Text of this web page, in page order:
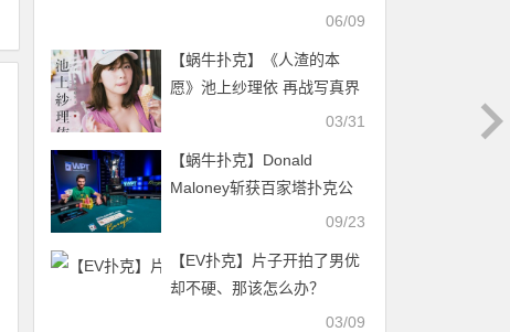
06/09
【蜗牛扑克】《人渣的本
愿》池上纱理依 再战写真界
03/31
【蜗牛扑克】Donald
Maloney斩获百家塔扑克公
开赛冠军，奖金$616,18609/23
【EV扑克】片子开拍了男优
却不硬、那该怎么办？
03/09